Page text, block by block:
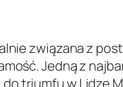
związana z
Jedną z
do triumfu w